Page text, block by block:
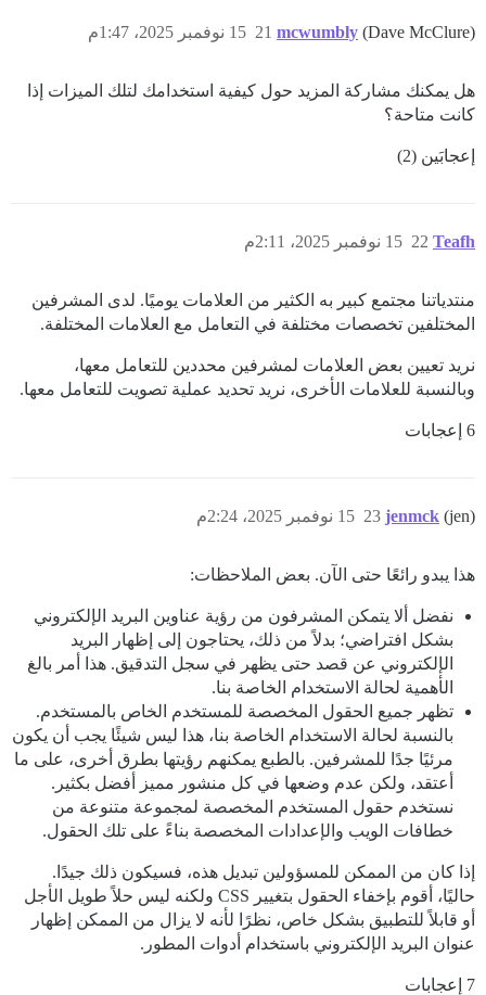
mcwumbly (Dave McClure) 15 نوفمبر 2025، 1:47م 21
هل يمكنك مشاركة المزيد حول كيفية استخدامك لتلك الميزات إذا
كانت متاحة؟
إعجابَين (2)
Teafh 15 نوفمبر 2025، 2:11م 22
منتدياتنا مجتمع كبير به الكثير من العلامات يوميًا. لدى المشرفين
المختلفين تخصصات مختلفة في التعامل مع العلامات المختلفة.
نريد تعيين بعض العلامات لمشرفين محددين للتعامل معها،
وبالنسبة للعلامات الأخرى، نريد تحديد عملية تصويت للتعامل معها.
6 إعجابات
jenmck (jen) 15 نوفمبر 2025، 2:24م 23
هذا يبدو رائعًا حتى الآن. بعض الملاحظات:
نفضل ألا يتمكن المشرفون من رؤية عناوين البريد الإلكتروني
بشكل افتراضي؛ بدلاً من ذلك، يحتاجون إلى إظهار البريد
الإلكتروني عن قصد حتى يظهر في سجل التدقيق. هذا أمر بالغ
الأهمية لحالة الاستخدام الخاصة بنا.
تظهر جميع الحقول المخصصة للمستخدم الخاص بالمستخدم.
بالنسبة لحالة الاستخدام الخاصة بنا، هذا ليس شيئًا يجب أن يكون
مرئيًا جدًا للمشرفين. بالطبع يمكنهم رؤيتها بطرق أخرى، على ما
أعتقد، ولكن عدم وضعها في كل منشور مميز أفضل بكثير.
نستخدم حقول المستخدم المخصصة لمجموعة متنوعة من
خطافات الويب والإعدادات المخصصة بناءً على تلك الحقول.
إذا كان من الممكن للمسؤولين تبديل هذه، فسيكون ذلك جيدًا.
حاليًا، أقوم بإخفاء الحقول بتغيير CSS ولكنه ليس حلاً طويل الأجل
أو قابلاً للتطبيق بشكل خاص، نظرًا لأنه لا يزال من الممكن إظهار
عنوان البريد الإلكتروني باستخدام أدوات المطور.
7 إعجابات